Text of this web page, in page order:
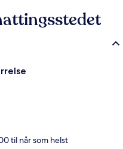
til når som helst